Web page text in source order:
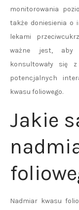
monitorowania
także doniesienia o
lekami
ważne jest, aby
konsultowały się
potencjalnych
kwasu foliowego.
Jakie
Nadmiar kwasu